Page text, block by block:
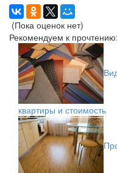
(Пока оценок нет)
Рекомендуем к прочтению:
квартиры и стоимость